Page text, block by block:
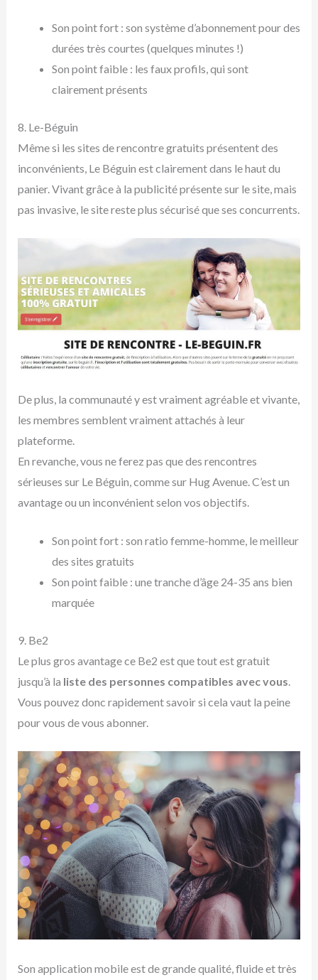
Son point fort : son système d’abonnement pour des
durées très courtes (quelques minutes !)
Son point faible : les faux profils, qui sont
clairement présents
8. Le-Béguin
Même si les sites de rencontre gratuits présentent des
inconvénients, Le Béguin est clairement dans le haut du
panier. Vivant grâce à la publicité présente sur le site, mais
pas invasive, le site reste plus sécurisé que ses concurrents.
De plus, la communauté y est vraiment agréable et vivante,
les membres semblent vraiment attachés à leur
plateforme.
En revanche, vous ne ferez pas que des rencontres
sérieuses sur Le Béguin, comme sur Hug Avenue. C’est un
avantage ou un inconvénient selon vos objectifs.
Son point fort : son ratio femme-homme, le meilleur
des sites gratuits
Son point faible : une tranche d’âge 24-35 ans bien
marquée
9. Be2
Le plus gros avantage ce Be2 est que tout est gratuit
jusqu’à la liste des personnes compatibles avec vous.
Vous pouvez donc rapidement savoir si cela vaut la peine
pour vous de vous abonner.
Son application mobile est de grande qualité, fluide et très